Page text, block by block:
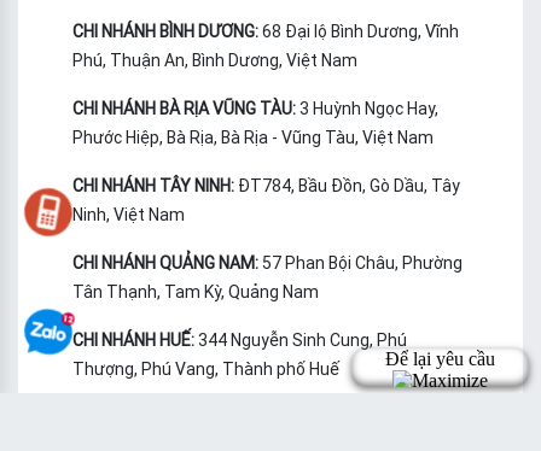
CHI NHÁNH BÌNH DƯƠNG:68 Đại lộ Bình Dương, Vĩnh
Phú, Thuận An, Bình Dương, Việt Nam
CHI NHÁNH BÀ RỊA VŨNG TÀU:3 Huỳnh Ngọc Hay,
Phước Hiệp, Bà Rịa, Bà Rịa - Vũng Tàu, Việt Nam
CHI NHÁNH TÂY NINH: ĐT784, Bầu Đồn, Gò Dầu, Tây
Ninh, Việt Nam
CHI NHÁNH QUẢNG NAM: 57 Phan Bội Châu, Phường
Tân Thạnh, Tam Kỳ, Quảng Nam
CHI NHÁNH HUẾ:344 Nguyễn Sinh Cung, Phú
Thượng, Phú Vang, Thành phố Huế